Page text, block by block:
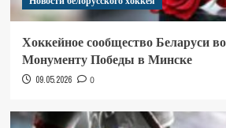
Хоккейное сообщество Беларуси
Монументу Победы в Минске
09.05.2026 0